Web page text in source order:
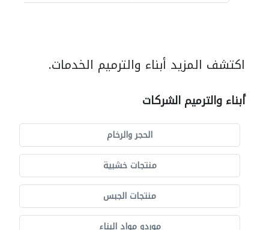
اكتشف المزيد أبناء والترميم الخدمات.
أبناء والترميم الشركات
الحجر والرخام
منتجات خشبية
منتجات الجبس
موردو مواد البناء